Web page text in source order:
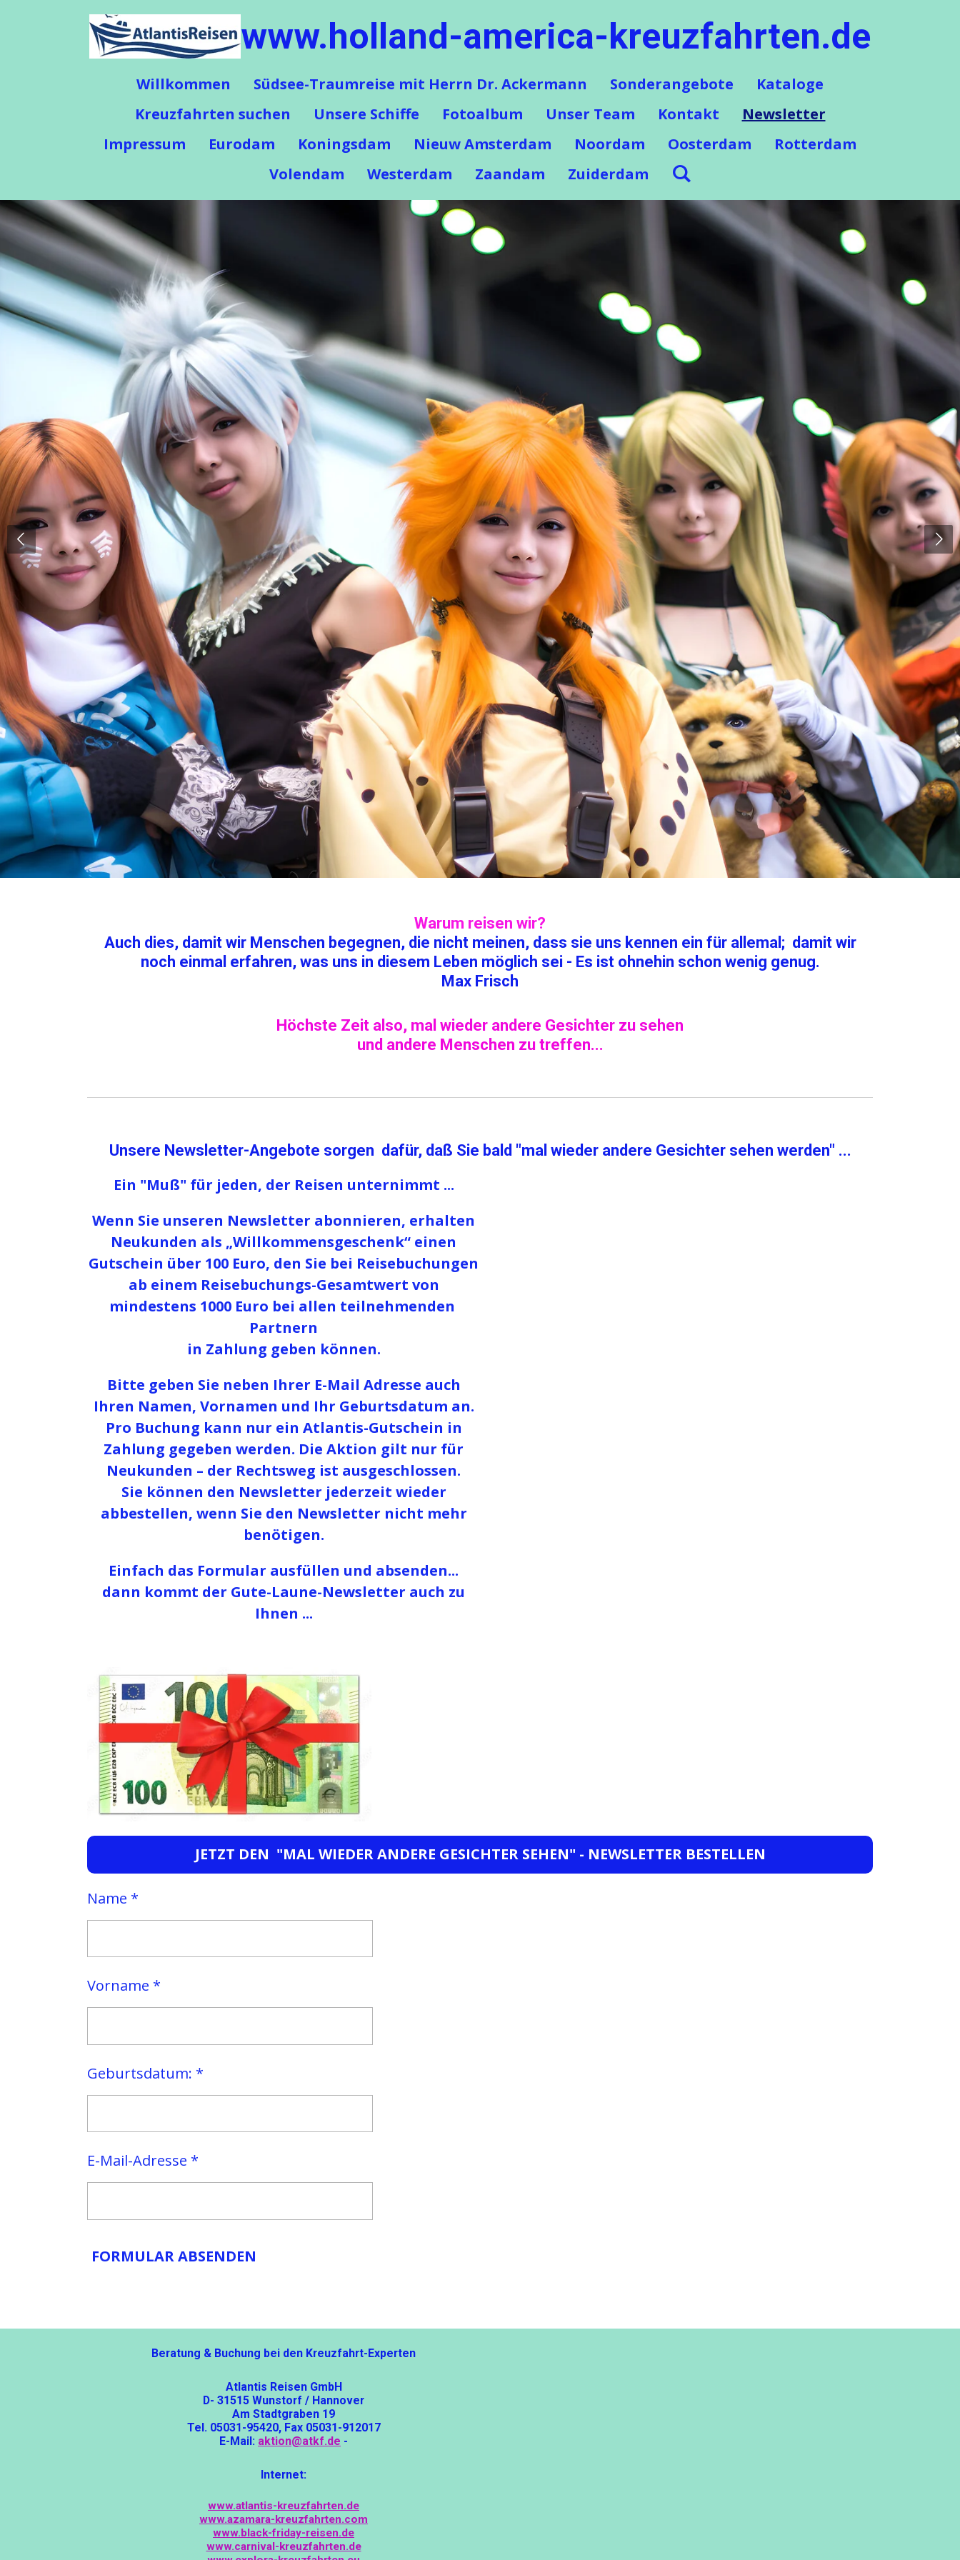
www.holland-america-kreuzfahrten.de
Willkommen Südsee-Traumreise mit Herrn Dr. Ackermann Sonderangebote
Kataloge
Kreuzfahrten suchen
Unsere Schiffe Fotoalbum Unser Team Kontakt
Newsletter
Impressum
Eurodam Koningsdam Nieuw Amsterdam Noordam Oosterdam
Rotterdam
Volendam
Westerdam Zaandam Zuiderdam
Warum reisen wir?
Auch dies, damit wir Menschen begegnen, die nicht meinen, dass sie uns kennen ein für allemal; damit wir
noch einmal erfahren, was uns in diesem Leben möglich sei - Es ist ohnehin schon wenig genug.
Max Frisch
Höchste Zeit also, mal wieder andere Gesichter zu sehen
und andere Menschen zu treffen...
Unsere Newsletter-Angebote sorgen dafür, daß Sie bald "mal wieder andere Gesichter sehen werden" ...
Ein "Muß" für jeden, der Reisen unternimmt ...
Wenn Sie unseren Newsletter abonnieren, erhalten
Neukunden als „Willkommensgeschenk“ einen
Gutschein über 100 Euro, den Sie bei Reisebuchungen
ab einem Reisebuchungs-Gesamtwert von
mindestens 1000 Euro bei allen teilnehmenden
Partnern
in Zahlung geben können.
Bitte geben Sie neben Ihrer E-Mail Adresse auch
Ihren Namen, Vornamen und Ihr Geburtsdatum an.
Pro Buchung kann nur ein Atlantis-Gutschein in
Zahlung gegeben werden. Die Aktion gilt nur für
Neukunden – der Rechtsweg ist ausgeschlossen.
Sie können den Newsletter jederzeit wieder
abbestellen, wenn Sie den Newsletter nicht mehr
benötigen.
Einfach das Formular ausfüllen und absenden...
dann kommt der Gute-Laune-Newsletter auch zu
Ihnen ...
JETZT DEN "MAL WIEDER ANDERE GESICHTER SEHEN" - NEWSLETTER BESTELLEN
Name *
Vorname *
Geburtsdatum: *
E-Mail-Adresse *
FORMULAR ABSENDEN
Beratung & Buchung bei den Kreuzfahrt-Experten
Atlantis Reisen GmbH
D- 31515 Wunstorf / Hannover
Am Stadtgraben 19
Tel. 05031-95420, Fax 05031-912017
E-Mail: aktion@atkf.de -
Internet:
www.atlantis-kreuzfahrten.de
www.azamara-kreuzfahrten.com
www.black-friday-reisen.de
www.carnival-kreuzfahrten.de